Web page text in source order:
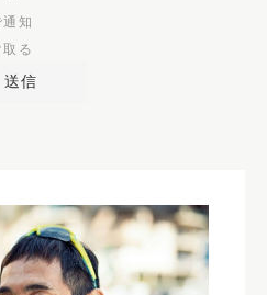
知
る